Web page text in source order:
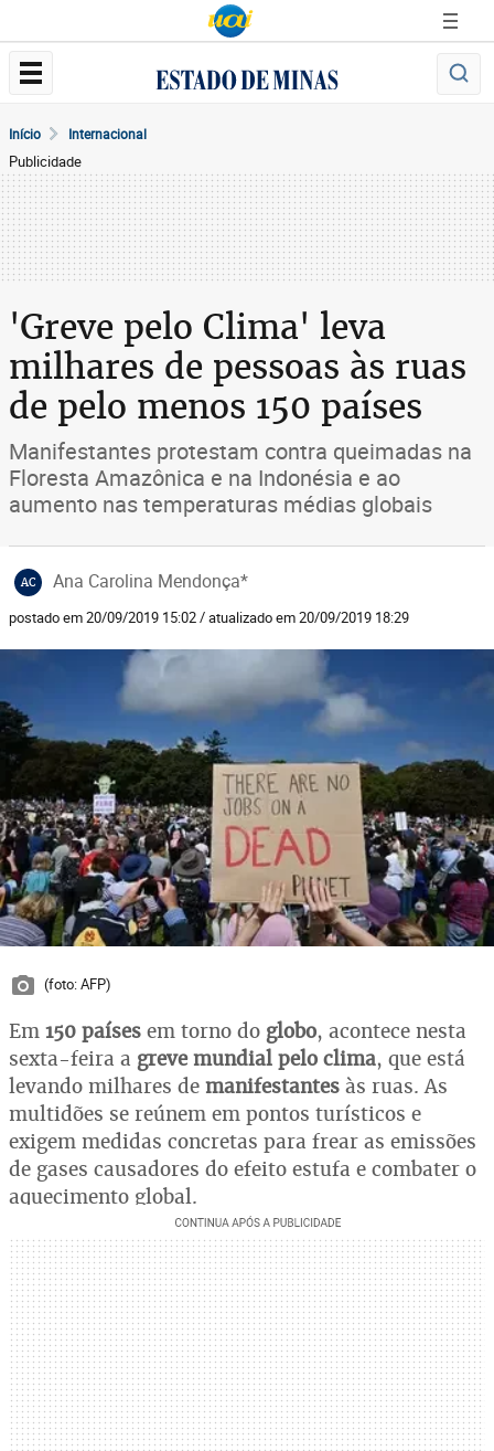
Início Internacional
Publicidade
'Greve pelo Clima' leva
milhares de pessoas às ruas
de pelo menos 150 países
Manifestantes protestam contra queimadas na
Floresta Amazônica e na Indonésia e ao
aumento nas temperaturas médias globais
AC Ana Carolina Mendonça*
postado em 20/09/2019 15:02 / atualizado em 20/09/2019 18:29
(foto: AFP)
Em 150 países em torno do globo, acontece nesta
sexta-feira a greve mundial pelo clima, que está
levando milhares de manifestantes às ruas. As
multidões se reúnem em pontos turísticos e
exigem medidas concretas para frear as emissões
de gases causadores do efeito estufa e combater o
aquecimento global.